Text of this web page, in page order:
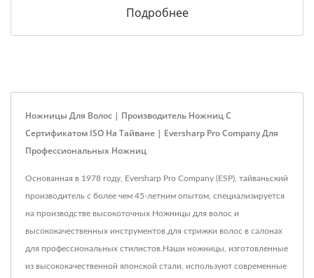
Подробнее
Ножницы Для Волос | Производитель Ножниц С
Сертификатом ISO На Тайване | Eversharp Pro Company Для
Профессиональных Ножниц
Основанная в 1978 году, Eversharp Pro Company (ESP), тайваньский
производитель с более чем 45-летним опытом, специализируется
на производстве высокоточных Ножницы для волос и
высококачественных инструментов для стрижки волос в салонах
для профессиональных стилистов.Наши ножницы, изготовленные
из высококачественной японской стали, используют современные